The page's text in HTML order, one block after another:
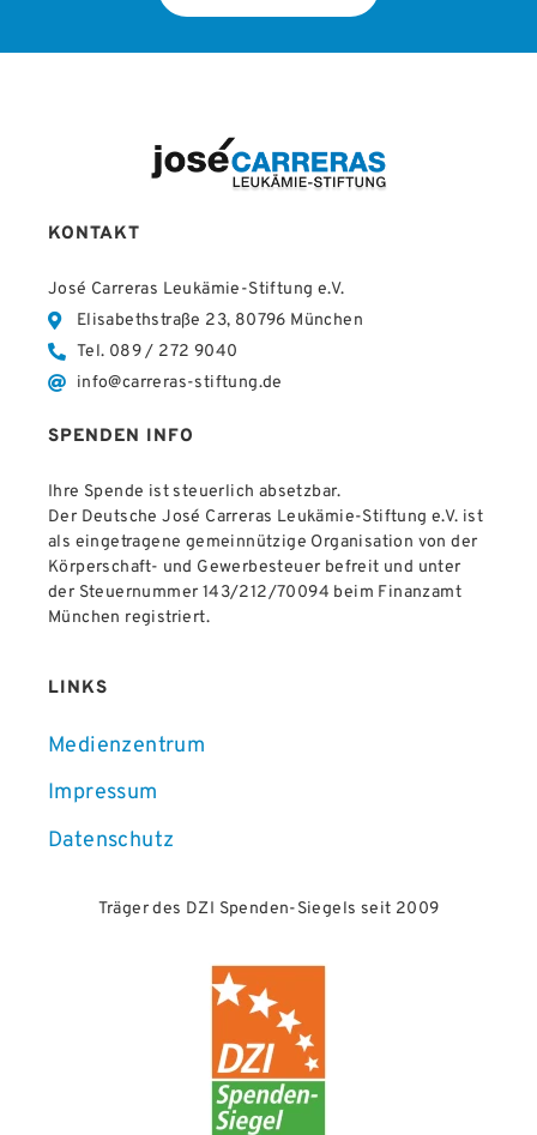
KONTAKT
José Carreras Leukämie-Stiftung e.V.
Elisabethstraße 23, 80796 München
Tel. 089 / 272 9040
info@carreras-stiftung.de
SPENDEN INFO
Ihre Spende ist steuerlich absetzbar.
Der Deutsche José Carreras Leukämie-Stiftung e.V. ist
als eingetragene gemeinnützige Organisation von der
Körperschaft- und Gewerbesteuer befreit und unter
der Steuernummer 143/212/70094 beim Finanzamt
München registriert.
LINKS
Medienzentrum
Impressum
Datenschutz
Träger des DZI Spenden-Siegels seit 2009